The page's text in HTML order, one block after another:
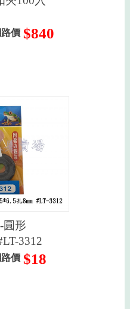
價 $840
圓形
3312
價 $18